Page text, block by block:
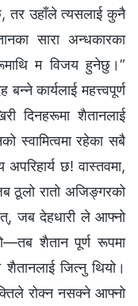
तर उहाँले त्यसलाई कुनै
सारा अन्धकारका
म विजय हुनेछु।”
कार्यलाई महत्त्वपूर्ण
दिनहरूमा शैतानलाई
स्वामित्वमा रहेका सबै
छ! वास्तवमा,
रातो अजिङ्गरको
जब देहधारी ले आफ्‍नो
शैतान पूर्ण रूपमा
जित्‍नु थियो।
रोक्‍न नसक्‍ने आफ्‍नो